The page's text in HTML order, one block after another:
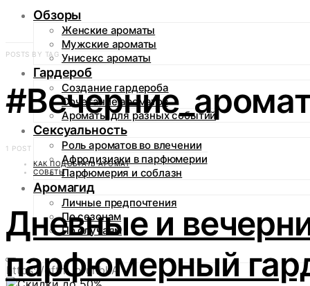
Обзоры
Женские ароматы
Мужские ароматы
Унисекс ароматы
Гардероб
Создание гардероба
Сочетание ароматов
Ароматы для разных событий
Сексуальность
Роль ароматов во влечении
Афродизиаки в парфюмерии
Парфюмерия и соблазн
Аромагид
Личные предпочтения
По сезонам
По случаям
https://gftm.io/uhbkA
POSTS BY TAG
1 POST
КАК ПОДОБРАТЬ АРОМАТ
СОВЕТЫ
Дневные и
парфюмерный